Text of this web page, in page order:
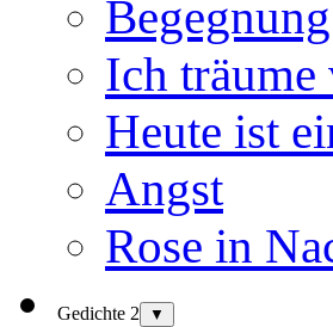
Ich träume
Heute ist
Angst
Rose in
Gedichte 2 ▼